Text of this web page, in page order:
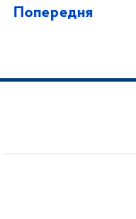
Попередня